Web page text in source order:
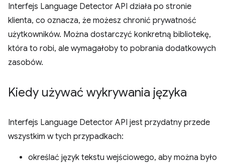
Interfejs Language Detector API działa po stronie
klienta, co oznacza, że możesz chronić prywatność
użytkowników. Można dostarczyć konkretną bibliotekę,
która to robi, ale wymagałoby to pobrania dodatkowych
zasobów.
Kiedy używać wykrywania języka
Interfejs Language Detector API jest przydatny przede
wszystkim w tych przypadkach:
określać język tekstu wejściowego, aby można było